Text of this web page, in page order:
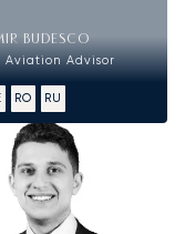
BUDESCO
Aviation Advisor
RO RU
NAS